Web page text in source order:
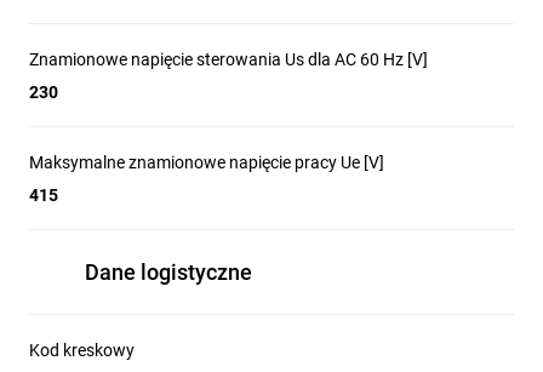
Znamionowe napięcie sterowania Us dla AC 60 Hz [V]
230
Maksymalne znamionowe napięcie pracy Ue [V]
415
Dane logistyczne
Kod kreskowy